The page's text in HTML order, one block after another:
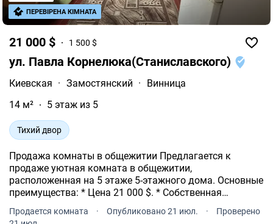
21 000 $ 1 500 $
ул. Павла Корнелюка(Станиславского)
Киевская · Замостянский ·
Винница
14 м²
5 этаж из 5
Тихий двор
Продажа комнаты в общежитии Предлагается к
продаже уютная комната в общежитии,
расположенная на 5 этаже 5-этажного дома. Основные
преимущества: * Цена 21 000 $. * Собственная
кухонная зона. * Кладовая входит в стоимость. * Вся
мебель и бытовая техника остаются новым
Продается комната · Опубликовано 21 июл. ·
Проверено
ПЕРЕВІРЕНА КІМНАТА